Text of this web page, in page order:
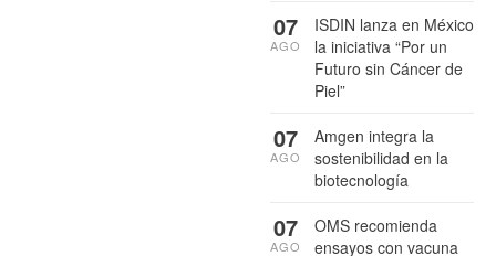
ISDIN lanza en México
la iniciativa “Por un
Futuro sin Cáncer de
Piel”
07
AGO
Amgen integra la
sostenibilidad en la
biotecnología
07
AGO
OMS recomienda
ensayos con vacuna
07
AGO